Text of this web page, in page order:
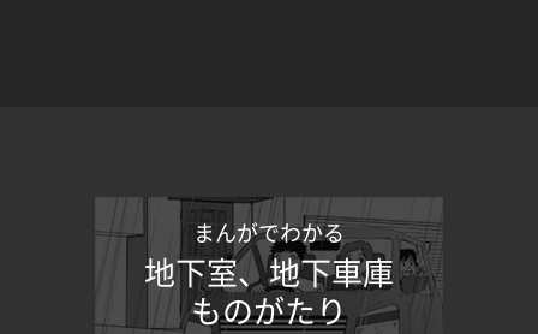
まんがでわかる
地下室、地下車庫
ものがたり